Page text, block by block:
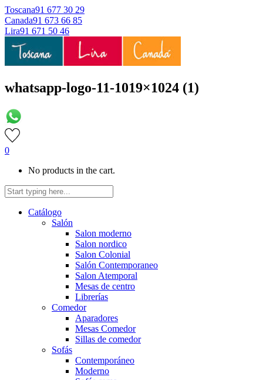
Toscana91 677 30 29
Canada91 673 66 85
Lira91 671 50 46
whatsapp-logo-11-1019×1024 (1)
0
No products in the cart.
Catálogo
Salón
Salon moderno
Salon nordico
Salon Colonial
Salón Contemporaneo
Salon Atemporal
Mesas de centro
Librerías
Comedor
Aparadores
Mesas Comedor
Sillas de comedor
Sofás
Contemporáneo
Moderno